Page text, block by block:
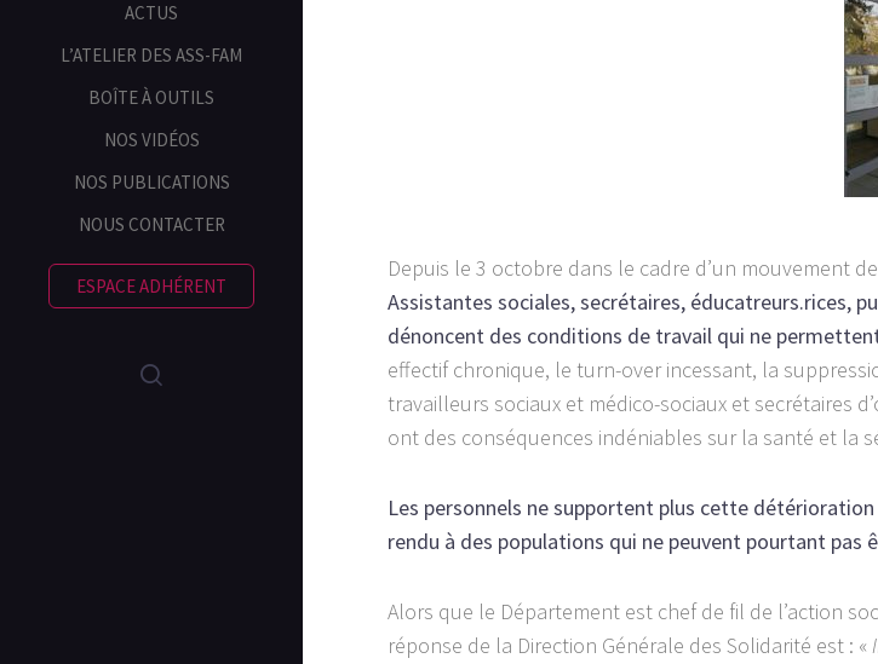
ACTUS
L’ATELIER DES ASS-FAM
BOÎTE À OUTILS
NOS VIDÉOS
NOS PUBLICATIONS
NOUS CONTACTER
ESPACE ADHÉRENT
Depuis le 3 octobre dans le cadre d’un mouvement
Assistantes sociales, secrétaires, éducatreurs.rices,
dénoncent des conditions de travail qui ne
effectif chronique, le turn-over incessant, la
travailleurs sociaux et médico-sociaux et secrétaires
ont des conséquences indéniables sur la santé et la
Les personnels ne supportent plus cette
rendu à des populations qui ne peuvent pourtant pas
Alors que le Département est chef de fil de l’action
réponse de la Direction Générale des Solidarité est : «